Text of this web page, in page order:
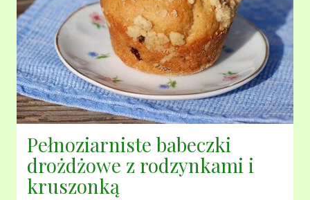
Pełnoziarniste babeczki
drożdżowe z rodzynkami i
kruszonką